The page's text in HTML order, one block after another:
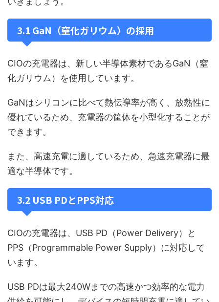
3.1 GaN（窒化ガリウム）の採用
CIOの充電器は、新しい半導体素材であるGaN（窒
化ガリウム）を使用しています。
GaNはシリコンに比べて熱伝導率が高く、放熱性に
優れているため、充電器の筐体を小型化することが
できます。
また、高速充電に適しているため、急速充電器に最
適な半導体です。
3.2 USB PDとPPS対応
CIOの充電器は、USB PD（Power Delivery）と
PPS（Programmable Power Supply）に対応して
います。
USB PDは最大240Wまでの高速かつ効率的な電力